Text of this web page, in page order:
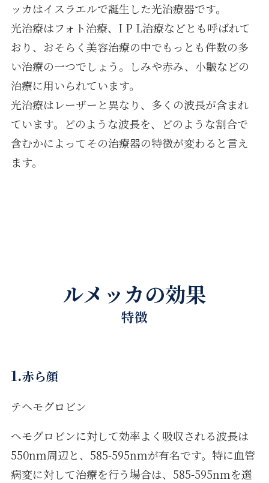
ッカはイスラエルで誕生した光治療器です。
光治療はフォト治療、I P L治療などとも呼ばれて
おり、おそらく美容治療の中でもっとも件数の多
い治療の一つでしょう。しみや赤み、小皺などの
治療に用いられています。
光治療はレーザーと異なり、多くの波長が含まれ
ています。どのような波長を、どのような割合で
含むかによってその治療器の特徴が変わると言え
ます。
ルメッカの効果
特徴
1.赤ら顔
テヘモグロビン
ヘモグロビンに対して効率よく吸収される波長は
550nm周辺と、585-595nmが有名です。特に血管
病変に対して治療を行う場合は、585-595nmを選